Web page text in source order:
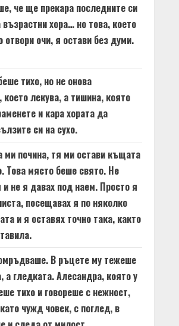
че ще прекара последните си
хора… но това, което
отвори очи, я остави без думи.
тихо, но не онова
което лекува, а тишина, която
и кара хората да
си на сухо.
ми почина, тя ми остави къщата
Това място беше свято. Не
и не я давах под наем. Просто я
посещавах я по няколко
и я оставях точно така, както
В ръцете му тежеше
а гледката. Алесандра, която у
тихо и говореше с нежност,
чужд човек, с поглед, в